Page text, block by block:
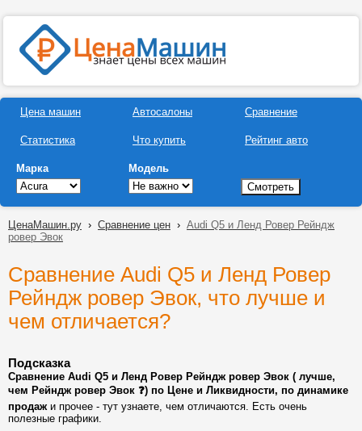
Цена машин
Статистика
Автосалоны
Что купить
Сравнение
Рейтинг авто
Марка Модель
ЦенаМашин.ру › Сравнение цен › Audi Q5 и Ленд Ровер Рейндж
ровер Эвок
Сравнение Audi Q5 и Ленд Ровер
Рейндж ровер Эвок, что лучше и
чем отличается?
Подсказка
Сравнение Audi Q5 и Ленд Ровер Рейндж ровер Эвок ( лучше,
чем Рейндж ровер Эвок ❓) по Цене и Ликвидности, по динамике
продажи прочее - тут узнаете, чем отличаются. Есть очень
полезные графики.